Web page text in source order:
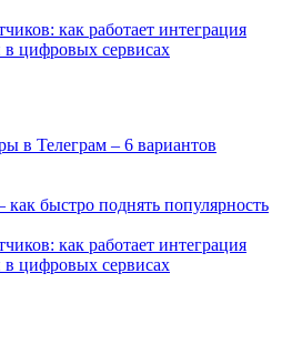
как работает интеграция
цифровых сервисах
в Телеграм – 6 вариантов
быстро поднять популярность
как работает интеграция
цифровых сервисах